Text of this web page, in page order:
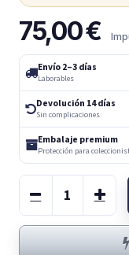
75,00€
Envío 2–3 días
Laborables
Devolución 14 días
Sin complicaciones
Embalaje premium
Protección para